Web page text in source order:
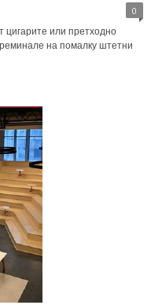
0
цигарите или претходно
на помалку штетни